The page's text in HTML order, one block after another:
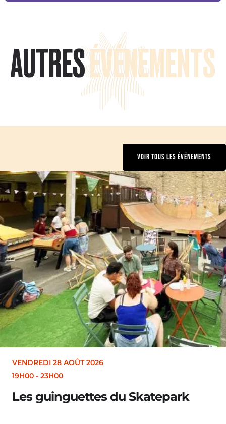
AUTRESÉVÉNEMENTS
VOIR TOUS LES ÉVÉNEMENTS
VENDREDI 28 AOÛT 2026
19H00 - 23H00
Les guinguettes du Skatepark